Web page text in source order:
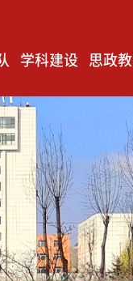
学科建设 思政